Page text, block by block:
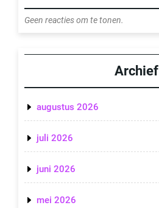
Geen reacties om te tonen.
Archief
augustus 2026
juli 2026
juni 2026
mei 2026